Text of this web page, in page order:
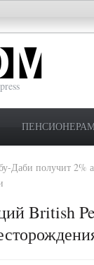
Даби получит 2%
British